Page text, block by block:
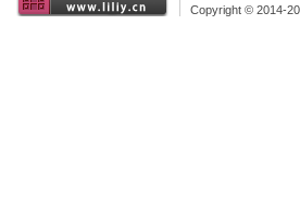
Copyright © 2014-